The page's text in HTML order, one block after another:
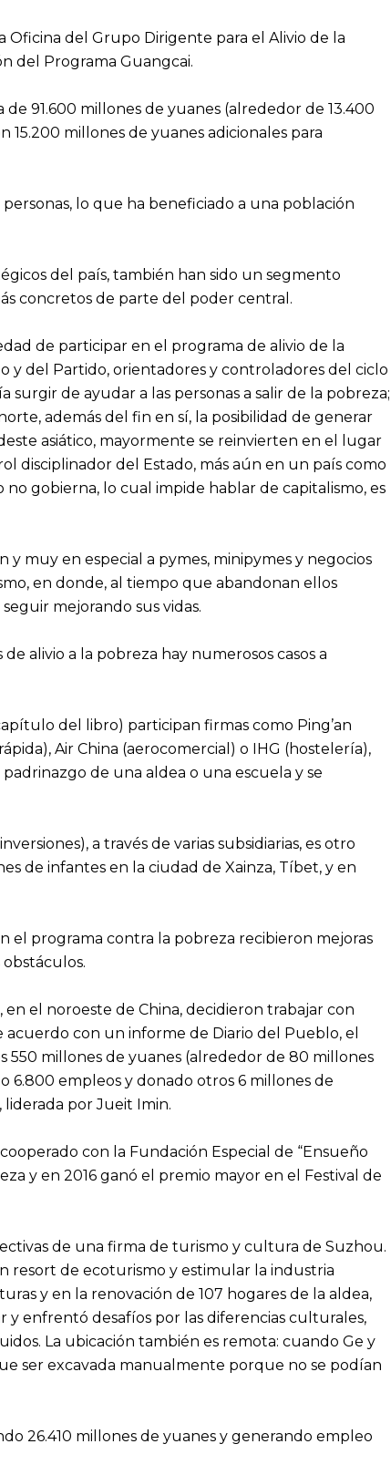
Oficina del Grupo Dirigente para el Alivio de la
del Programa Guangcai.
de 91.600 millones de yuanes (alrededor de 13.400
millones de yuanes adicionales para
lo que ha beneficiado a una población
del país, también han sido un segmento
concretos de parte del poder central.
de participar en el programa de alivio de la
y del Partido, orientadores y controladores del ciclo
de ayudar a las personas a salir de la pobreza;
además del fin en sí, la posibilidad de generar
asiático, mayormente se reinvierten en el lugar
disciplinador del Estado, más aún en un país como
gobierna, lo cual impide hablar de capitalismo, es
muy en especial a pymes, minipymes y negocios
en donde, al tiempo que abandonan ellos
mejorando sus vidas.
alivio a la pobreza hay numerosos casos a
del libro) participan firmas como Ping’an
Air China (aerocomercial) o IHG (hostelería),
de una aldea o una escuela y se
a través de varias subsidiarias, es otro
de infantes en la ciudad de Xainza, Tíbet, y en
el programa contra la pobreza recibieron mejoras
el noroeste de China, decidieron trabajar con
acuerdo con un informe de Diario del Pueblo, el
550 millones de yuanes (alrededor de 80 millones
6.800 empleos y donado otros 6 millones de
liderada por Jueit Imin.
con la Fundación Especial de “Ensueño
y en 2016 ganó el premio mayor en el Festival de
de una firma de turismo y cultura de Suzhou.
resort de ecoturismo y estimular la industria
y en la renovación de 107 hogares de la aldea,
y enfrentó desafíos por las diferencias culturales,
La ubicación también es remota: cuando Ge y
ser excavada manualmente porque no se podían
26.410 millones de yuanes y generando empleo